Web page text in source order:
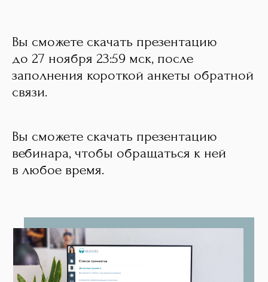
Вы сможете скачать презентацию
до 27 ноября 23:59 мск, после
заполнения короткой анкеты обратной
связи.
Вы сможете скачать презентацию
вебинара, чтобы обращаться к ней
в любое время.